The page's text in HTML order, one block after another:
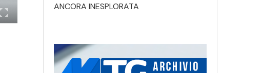
ANCORA INESPLORATA